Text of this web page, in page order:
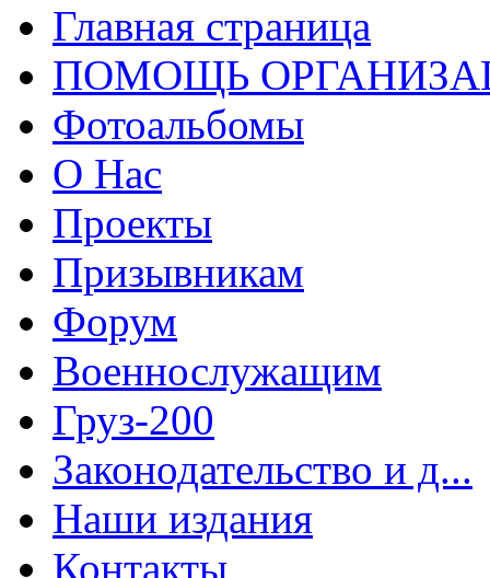
Главная страница
ПОМОЩЬ
Фотоальбомы
О Нас
Проекты
Призывникам
Форум
Военнослужащим
Груз-200
Законодательство и д...
Наши издания
Контакты